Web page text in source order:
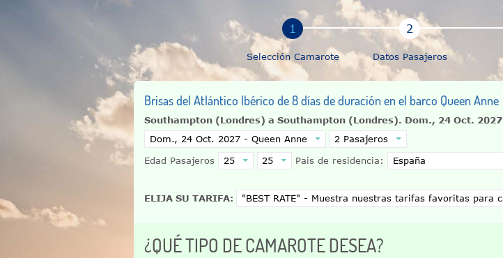
Selección Camarote Datos Pasajeros
Brisas del Atlántico Ibérico de 8 días de duración en el barco Queen Anne
Southampton (Londres) a Southampton (Londres). Dom., 24 Oct. 2027
Edad Pasajeros
Pais de residencia:
ELIJA SU TARIFA:
¿QUÉ TIPO DE CAMAROTE DESEA?